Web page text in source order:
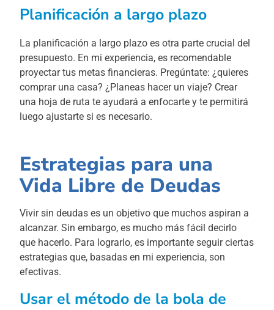
Planificación a largo plazo
La planificación a largo plazo es otra parte crucial del
presupuesto. En mi experiencia, es recomendable
proyectar tus metas financieras. Pregúntate: ¿quieres
comprar una casa? ¿Planeas hacer un viaje? Crear
una hoja de ruta te ayudará a enfocarte y te permitirá
luego ajustarte si es necesario.
Estrategias para una
Vida Libre de Deudas
Vivir sin deudas es un objetivo que muchos aspiran a
alcanzar. Sin embargo, es mucho más fácil decirlo
que hacerlo. Para lograrlo, es importante seguir ciertas
estrategias que, basadas en mi experiencia, son
efectivas.
Usar el método de la bola de